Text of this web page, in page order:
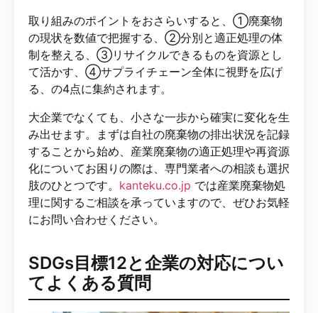
取り組みのポイントをおさらいすると、①廃棄物
の現状を数値で把握する、②分別と適正処理の体
制を整える、③リサイクルできるものを資源とし
て活かす、④サプライチェーン全体に視野を広げ
る、の4点に集約されます。
大企業でなくても、小さな一歩から確実に変化を生
み出せます。まずは自社の廃棄物の排出状況を記録
することから始め、産業廃棄物の適正処理や再資源
化についてお困りの際は、専門業者への相談も選択
肢のひとつです。 kanteku.co.jp では産業廃棄物処
理に関するご相談を承っていますので、ぜひお気軽
にお問い合わせください。
SDGs目標12と企業の対応につい
てよくある質問